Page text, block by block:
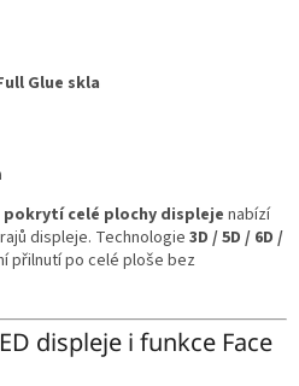
Glue skla
pokrytí celé plochy displeje nabízí
displeje. Technologie 3D / 5D / 6D /
přilnutí po celé ploše bez
displeje i funkce Face